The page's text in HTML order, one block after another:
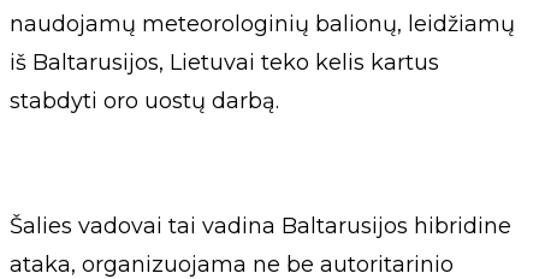
naudojamų meteorologinių balionų, leidžiamų
iš Baltarusijos, Lietuvai teko kelis kartus
stabdyti oro uostų darbą.
Šalies vadovai tai vadina Baltarusijos hibridine
ataka, organizuojama ne be autoritarinio